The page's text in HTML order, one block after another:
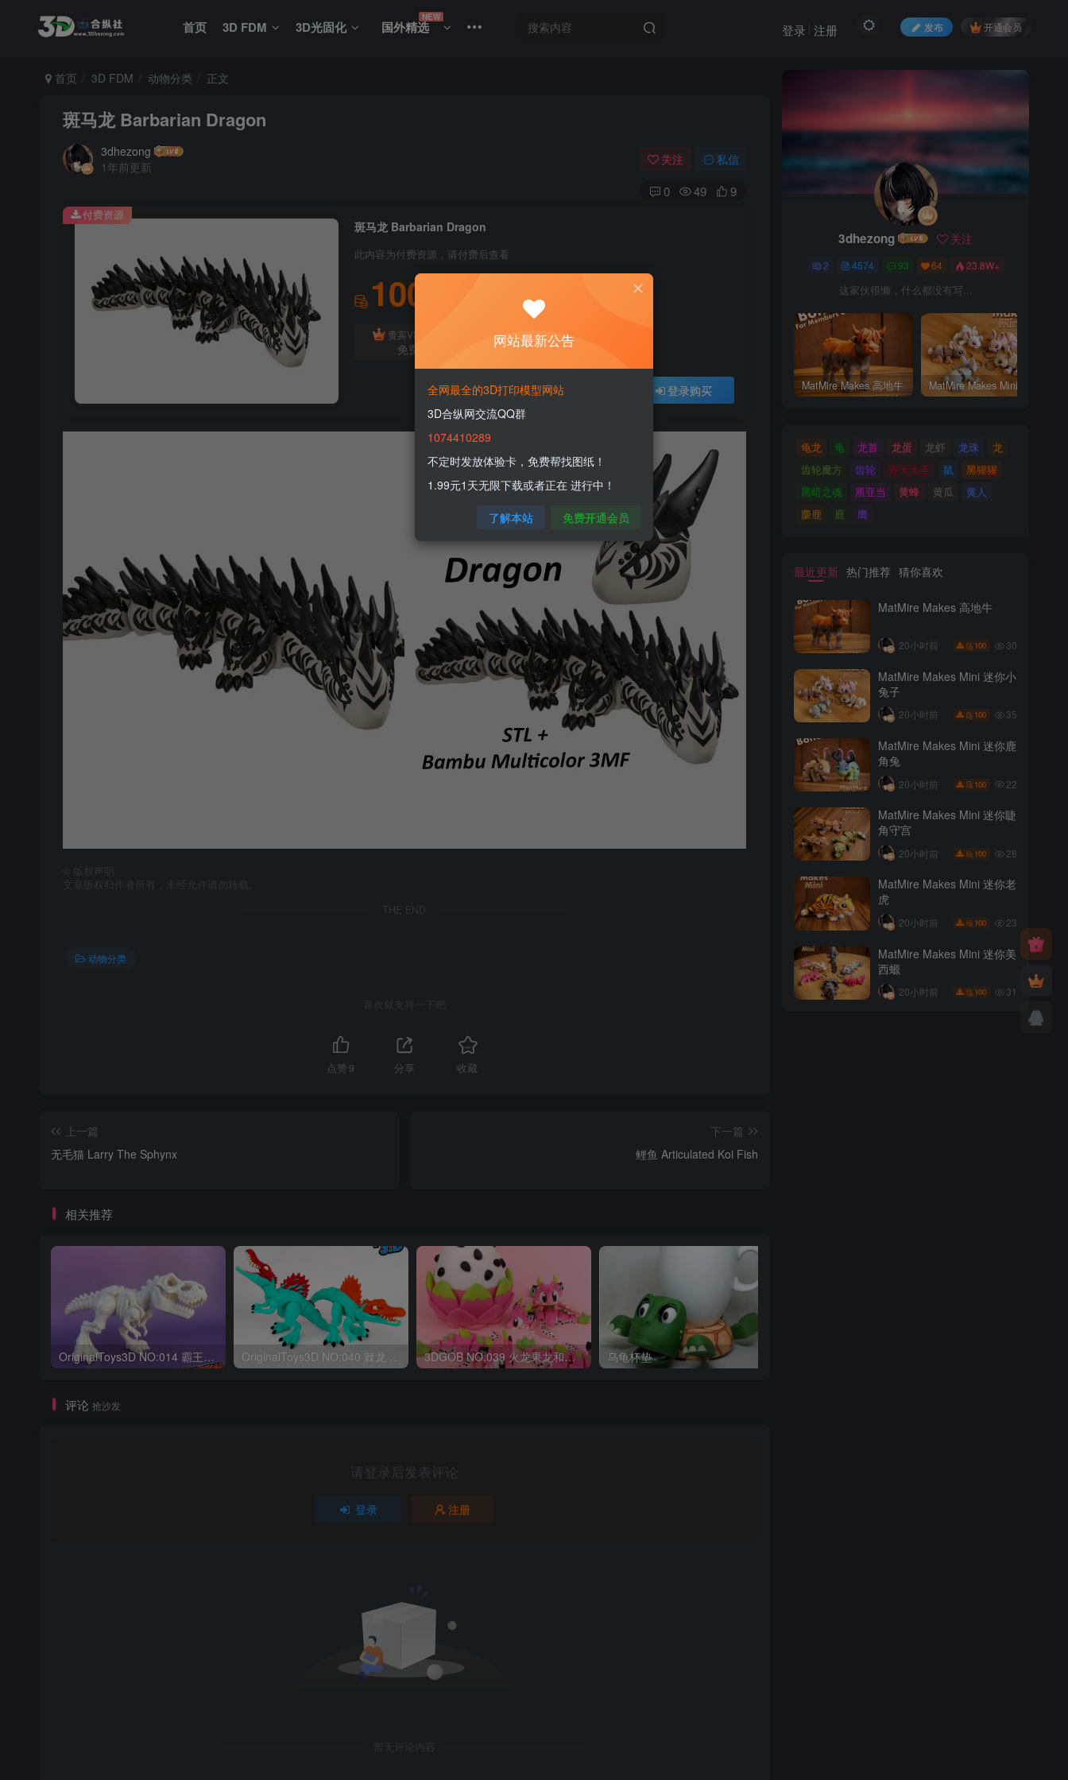
首页 3D FDM 3D光固化 国外精选
NEW
发布 开通会员
登录 注册
首页 3D FDM 动物分类 正文
斑马龙 Barbarian Dragon
3dhezong
1年前更新
关注 私信
0 49 9
斑马龙 Barbarian Dragon
此内容为付费资源，请付费后查看
100
贵宾VIP会员
免费
体验会员免费
登录购买
付费资源
版权声明
文章版权归作者所有，未经允许请勿转载。
THE END
动物分类
喜欢就支持一下吧
点赞 9 分享 收藏
上一篇
无毛猫 Larry The Sphynx
下一篇
鲤鱼 Articulated Koi Fish
相关推荐
OriginalToys3D NO:014 霸王龙骨架 3DGOB NO:039 火龙果龙和龙蛋 DragonFruit_MiniDragon 乌龟杯垫
评论 抢沙发
请登录后发表评论
登录 注册
暂无评论内容
3dhezong 关注
2 4574 93 64 23.8W+
这家伙很懒，什么都没有写...
MatMire Makes 高地牛
龟龙 龟 龙首 龙蛋 龙虾 龙珠
龙
齿轮魔方
齿轮 齐天大圣 鼠
黑猩猩
黑暗之魂
黑亚当 黄蜂 黄瓜
黄人
麋鹿
鹿 鹰
最近更新 热门推荐 猜你喜欢
MatMire Makes 高地牛
20小时前 100 30
MatMire Makes Mini 迷你小
兔子
20小时前 100 35
MatMire Makes Mini 迷你鹿
角兔
20小时前 100 22
MatMire Makes Mini 迷你睫
角守宫
20小时前 100 28
MatMire Makes Mini 迷你老
虎
20小时前 100 23
MatMire Makes Mini 迷你美
西螈
20小时前 100 31
网站最新公告
全网最全的3D打印模型网站
3D合纵网交流QQ群
1074410289
不定时发放体验卡，免费帮找图纸！
1.99元1天无限下载或者正在 进行中！
了解本站 免费开通会员